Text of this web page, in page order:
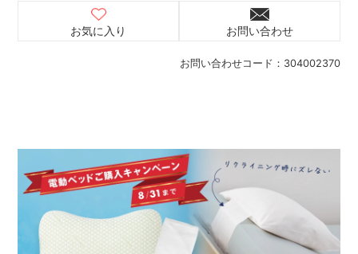
お問い合わせコード： 304002370
お気に入り お問い合わせ